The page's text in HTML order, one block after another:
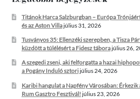
Titánok Harca Salzburgban – Európa Trónjáért
és az Aston Villajúlius 31, 2026
Tusványos 35: Ellenzéki szerepben, a Tisza
küzdött a túlélésért a Fidesz táborajúlius 26,
A szegedi zseni, aki felforgatta a hazai
a Pogány Induló sztorijúlius 24, 2026
Karibi hangulat a Napfény Városában: Érkezik
Rum Gasztro Fesztivál! július 23, 2026